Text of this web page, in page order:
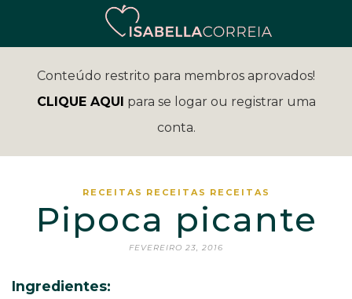
Conteúdo restrito para membros aprovados!
CLIQUE AQUI para se logar ou registrar uma
conta.
RECEITAS RECEITAS RECEITAS
Pipoca picante
FEVEREIRO 23, 2016
Ingredientes: